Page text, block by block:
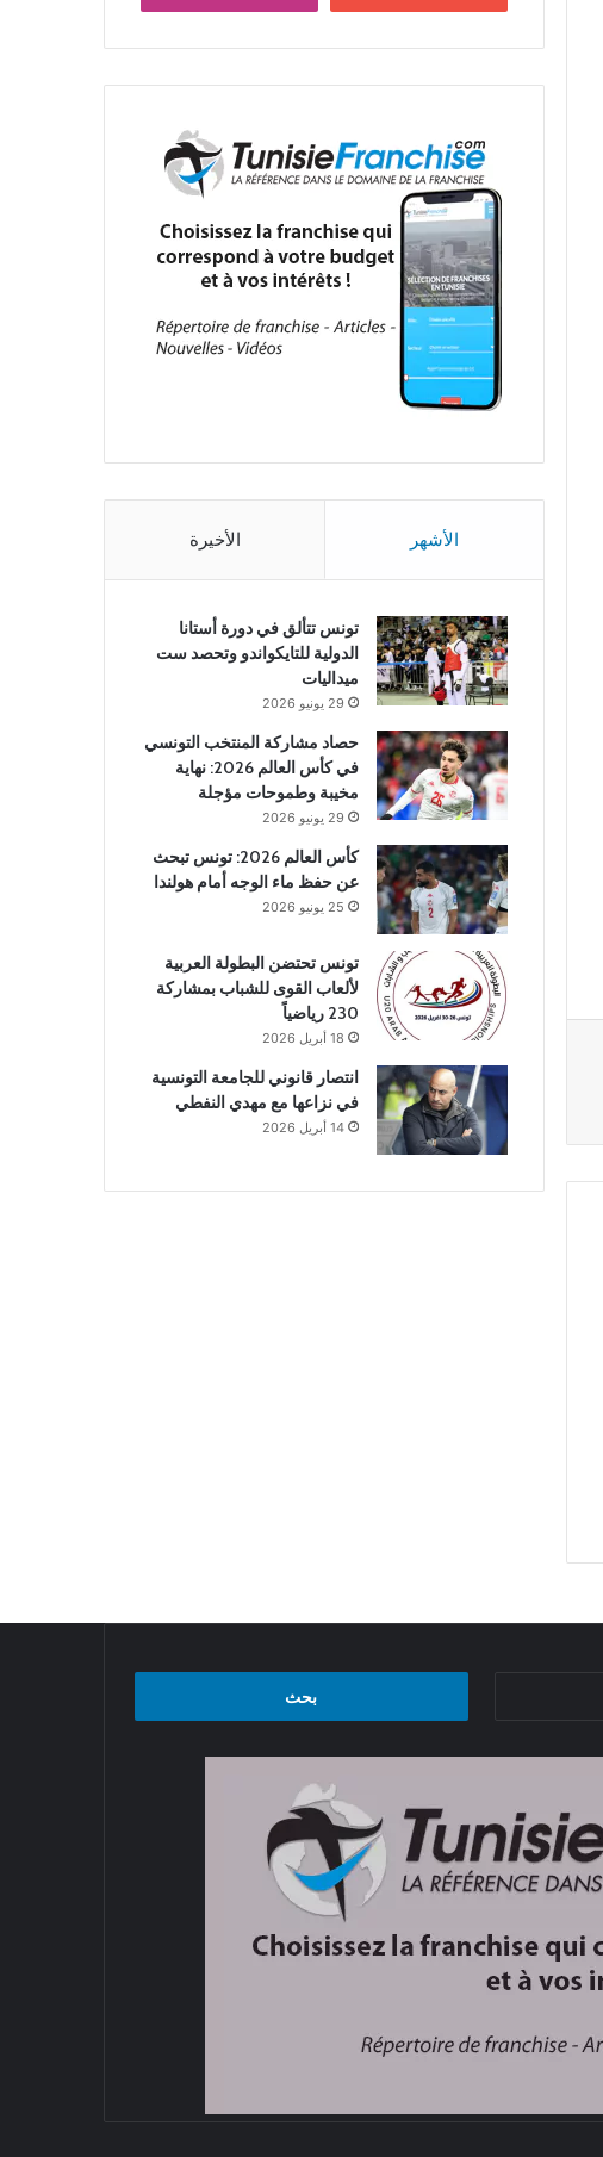
الأشهر الأخيرة
تونس تتألق في دورة أستانا
الدولية للتايكواندو وتحصد ست
ميداليات
29 يونيو 2026
حصاد مشاركة المنتخب التونسي
في كأس العالم 2026: نهاية
مخيبة وطموحات مؤجلة
29 يونيو 2026
كأس العالم 2026: تونس تبحث
عن حفظ ماء الوجه أمام هولندا
25 يونيو 2026
تونس تحتضن البطولة العربية
لألعاب القوى للشباب بمشاركة
230 رياضياً
18 أبريل 2026
انتصار قانوني للجامعة التونسية
في نزاعها مع مهدي النفطي
14 أبريل 2026